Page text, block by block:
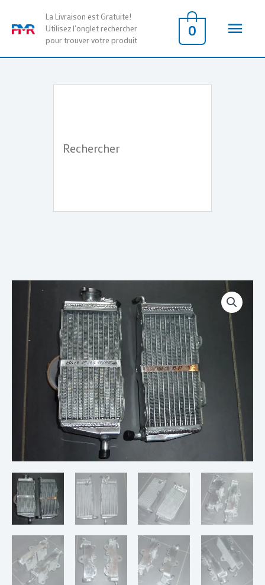
La Livraison est Gratuite!
Utilisez l'onglet rechercher
pour trouver votre produit
0
de
prix :
€ 115,00
à
€ 179,00
quantité
PAIRE
RADIATEURS
HONDA
125
1985
1986